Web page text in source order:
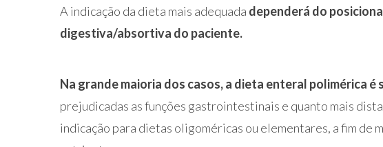
A indicação da dieta mais adequada dependerá do
digestiva/absortiva do paciente.
Na grande maioria dos casos, a dieta enteral polimérica é
prejudicadas as funções gastrointestinais e quanto mais
indicação para dietas oligoméricas ou elementares, a fim de